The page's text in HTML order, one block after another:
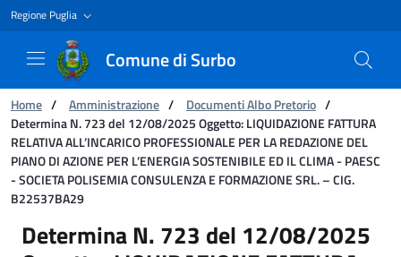
Regione Puglia
Comune di Surbo
Ti trovi in:
Home / Amministrazione / Documenti Albo Pretorio /
Determina N. 723 del 12/08/2025 Oggetto: LIQUIDAZIONE FATTURA
RELATIVA ALL’INCARICO PROFESSIONALE PER LA REDAZIONE DEL
PIANO DI AZIONE PER L’ENERGIA SOSTENIBILE ED IL CLIMA - PAESC
- SOCIETA POLISEMIA CONSULENZA E FORMAZIONE SRL. – CIG.
B22537BA29
Determina N. 723 del 12/08/2025 Oggetto:
Determina N. 723 del 12/08/2025